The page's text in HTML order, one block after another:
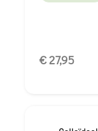
€ 27,95